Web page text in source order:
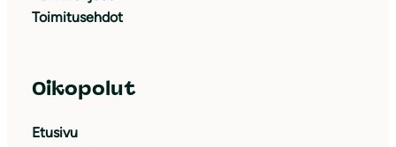
Toimitusehdot
Oikopolut
Etusivu